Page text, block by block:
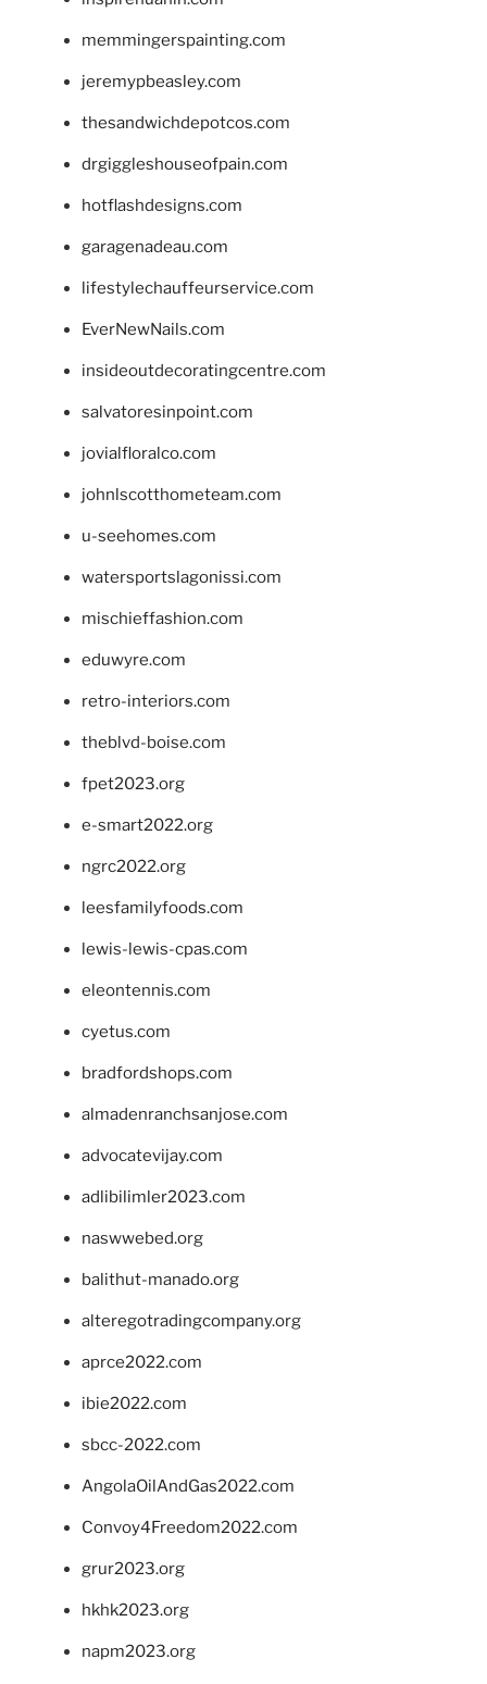
memmingerspainting.com
jeremypbeasley.com
thesandwichdepotcos.com
drgiggleshouseofpain.com
hotflashdesigns.com
garagenadeau.com
lifestylechauffeurservice.com
EverNewNails.com
insideoutdecoratingcentre.com
salvatoresinpoint.com
jovialfloralco.com
johnlscotthometeam.com
u-seehomes.com
watersportslagonissi.com
mischieffashion.com
eduwyre.com
retro-interiors.com
theblvd-boise.com
fpet2023.org
e-smart2022.org
ngrc2022.org
leesfamilyfoods.com
lewis-lewis-cpas.com
eleontennis.com
cyetus.com
bradfordshops.com
almadenranchsanjose.com
advocatevijay.com
adlibilimler2023.com
naswwebed.org
balithut-manado.org
alteregotradingcompany.org
aprce2022.com
ibie2022.com
sbcc-2022.com
AngolaOilAndGas2022.com
Convoy4Freedom2022.com
grur2023.org
hkhk2023.org
napm2023.org